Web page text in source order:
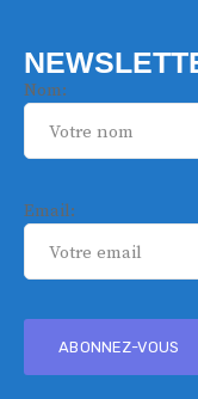
Nom:
Email: